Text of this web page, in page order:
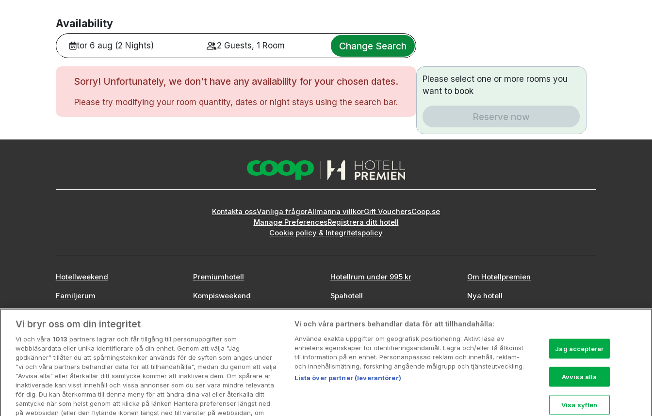
Availability
tor 6 aug (2 Nights) 2 Guests, 1 Room Change Search
Sorry! Unfortunately, we don't have any availability for your chosen dates.
Please try modifying your room quantity, dates or night stays using the search bar.
Please select one or more rooms you
want to book
Reserve now
Kontakta ossVanliga frågorAllmänna villkorGift VouchersCoop.se
Manage PreferencesRegistrera ditt hotell
Cookie policy & Integritetspolicy
Hotellweekend
Familjerum
Premiumhotell
Kompisweekend
Hotellrum under 995 kr
Spahotell
Om Hotellpremien
Nya hotell
Booking Enquiries:info@hotellpremien.se
Hotellsupport: scandinavian@digibreaks.com
Hotellpremien.se av en del av Coop Sverige. Coop Sverige 171 88 Solna, Telefon: 010-742 00 00, Org.nr: 556710-5480.
Vi bryr oss om din integritet
Vi och våra 1013 partners lagrar och får tillgång till personuppgifter som
webbläsardata eller unika identifierare på din enhet. Genom att välja ”Jag
godkänner” tillåter du att spårningstekniker används för de syften som anges under
"vi och våra partners behandlar data för att tillhandahålla", medan du genom att välja
"Avvisa alla" eller återkallar ditt samtycke kommer att inaktivera dem. Om spårare är
inaktiverade kan visst innehåll och vissa annonser som du ser vara mindre relevanta
för dig. Du kan återkomma till denna meny för att ändra dina val eller återkalla ditt
samtycke när som helst genom att klicka på länken Hantera preferenser längst ned
på webbsidan (eller den flytande ikonen längst ned till vänster på webbsidan, om
Vi och våra partners behandlar data för att tillhandahålla:
Använda exakta uppgifter om geografisk positionering. Aktivt läsa av
enhetens egenskaper för identifieringsändamål. Lagra och/eller få åtkomst
till information på en enhet. Personanpassad reklam och innehåll, reklam-
och innehållsmätning, forskning angående målgrupp och tjänsteutveckling.
Lista över partner (leverantörer)
Jag accepterar
Avvisa alla
Visa syften